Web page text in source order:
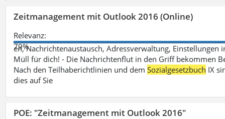
Zeitmanagement mit Outlook 2016 (Online)
Relevanz:
79%
en, Nachrichtenaustausch, Adressverwaltung,
Müll für dich! - Die Nachrichtenflut in den Griff bekommen
Nach den Teilhaberichtlinien und demSozialgesetzbuch IX
dies auf Sie
POE: "Zeitmanagement mit Outlook 2016"